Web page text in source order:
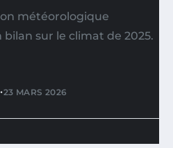
météorologique
sur le climat de 2025.
•23 MARS 2026